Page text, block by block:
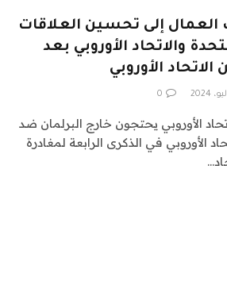
العمال إلى تحسين العلاقات
والاتحاد الأوروبي بعد
الأوروبي
0
الأوروبي يحتجون خارج البرلمان ضد
الأوروبي في الذكرى الرابعة لمغادرة